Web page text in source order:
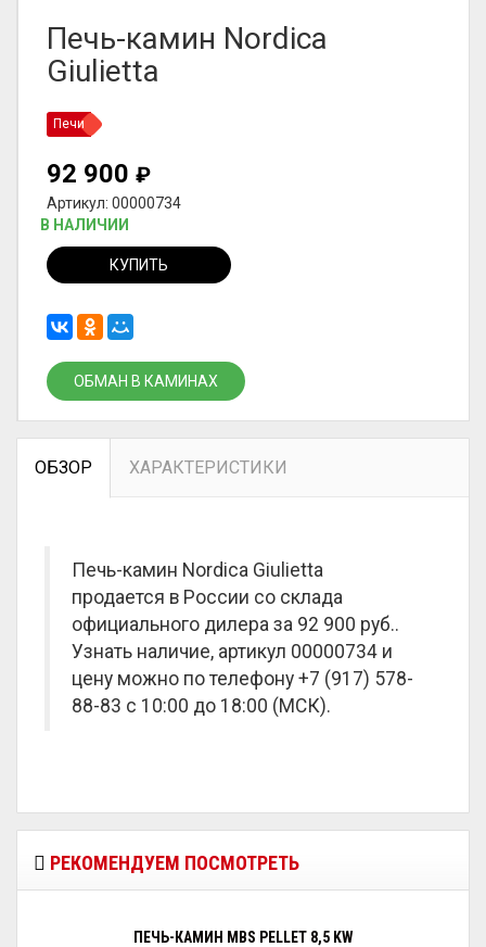
Печь-камин Nordica
Giulietta
Печи
92 900 ₽
Артикул: 00000734
В НАЛИЧИИ
КУПИТЬ
ОБМАН В КАМИНАХ
ОБЗОР ХАРАКТЕРИСТИКИ
Печь-камин Nordica Giulietta
продается в России со склада
официального дилера за 92 900 руб..
Узнать наличие, артикул 00000734 и
цену можно по телефону +7 (917) 578-
88-83 с 10:00 до 18:00 (МСК).
РЕКОМЕНДУЕМ ПОСМОТРЕТЬ
ПЕЧЬ-КАМИН MBS PELLET 8,5 KW